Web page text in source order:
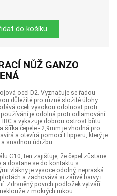
do košíku
NŮŽ GANZO
ocel D2. Vyznačuje se řadou
důležité pro různě složité úlohy.
oceli vysokou odolnost proti
je odolná proti odlamování
a vykazuje dobrou ostrost břitu
šířka čepele - 2,9mm je vhodná pro
a otevírá pomocí Flipperu, který je
snadnou údržbu.
G10, ten zajišťuje, že čepel zůstane
a dostane se do kontaktu s
vlákny je vysoce odolný, nepraská
a zachovává si zářivé barvy i
Zdrsněný povrch podložek vytváří
z mokrých rukou.